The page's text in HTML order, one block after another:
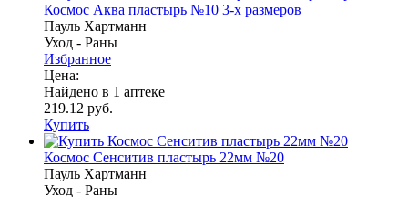
Космос Аква пластырь №10 3-х размеров
Пауль Хартманн
Уход - Раны
Избранное
Цена:
Найдено в 1 аптеке
219.12 руб.
Купить
Космос Сенситив пластырь 22мм №20
Пауль Хартманн
Уход - Раны